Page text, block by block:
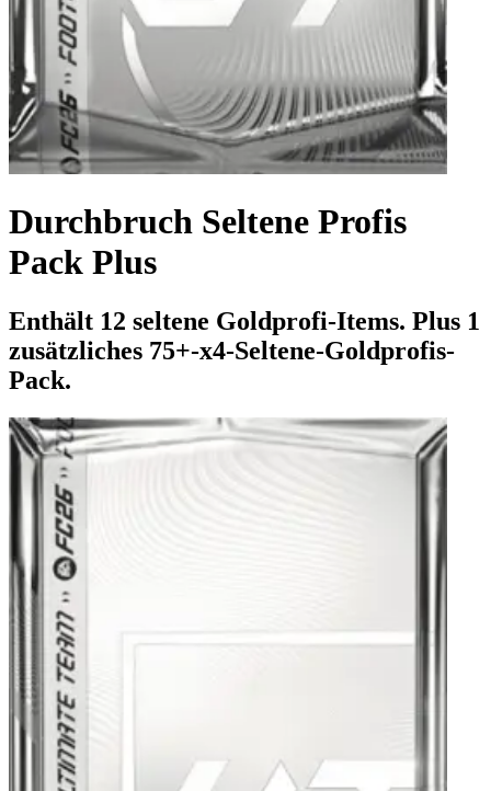
Durchbruch Seltene Profis
Pack Plus
Enthält 12 seltene Goldprofi-Items. Plus 1
zusätzliches 75+-x4-Seltene-Goldprofis-
Pack.